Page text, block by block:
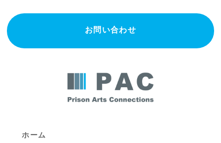
お問い合わせ
ホーム